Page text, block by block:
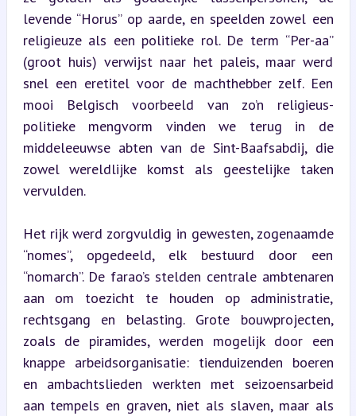
levende “Horus” op aarde, en speelden zowel een
religieuze als een politieke rol. De term “Per-aa”
(groot huis) verwijst naar het paleis, maar werd
snel een eretitel voor de machthebber zelf. Een
mooi Belgisch voorbeeld van zo’n religieus-
politieke mengvorm vinden we terug in de
middeleeuwse abten van de Sint-Baafsabdij, die
zowel wereldlijke komst als geestelijke taken
vervulden.
Het rijk werd zorgvuldig in gewesten, zogenaamde
“nomes”, opgedeeld, elk bestuurd door een
“nomarch”. De farao’s stelden centrale ambtenaren
aan om toezicht te houden op administratie,
rechtsgang en belasting. Grote bouwprojecten,
zoals de piramides, werden mogelijk door een
knappe arbeidsorganisatie: tienduizenden boeren
en ambachtslieden werkten met seizoensarbeid
aan tempels en graven, niet als slaven, maar als